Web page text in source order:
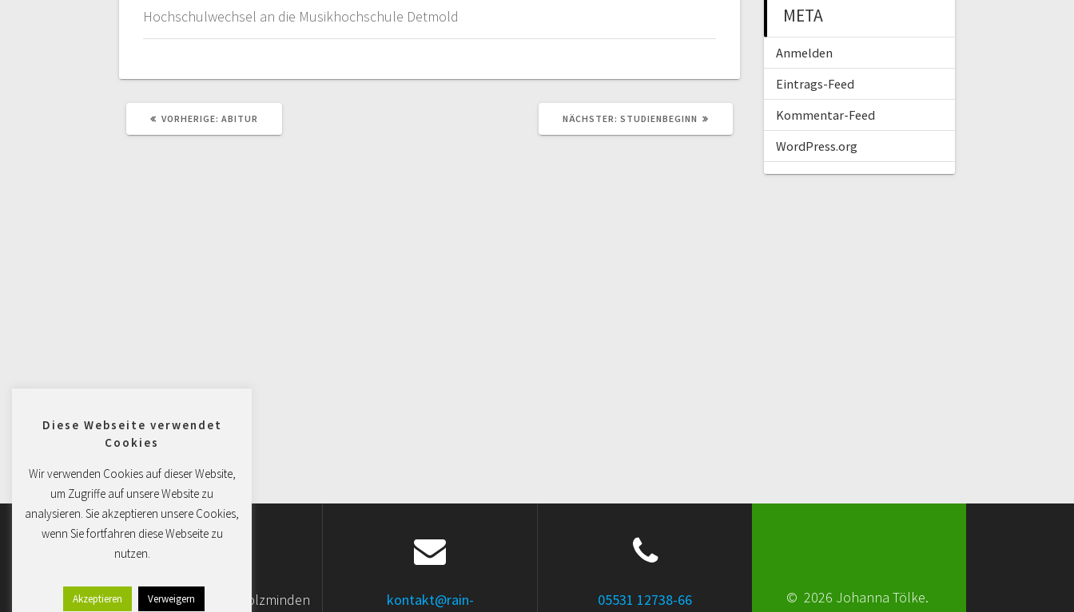
Hochschulwechsel an die Musikhochschule Detmold
VORHERIGE: VORHERIGER
ABITUR NÄCHSTER: NÄCHSTER
STUDIENBEGINN
META
Anmelden
Eintrags-Feed
Kommentar-Feed
WordPress.org
Südstraße 3, 37603 Holzminden kontakt@rain- 05531 12738-66 © 2026 Johanna Tölke.
Diese Webseite verwendet
Cookies
Wir verwenden Cookies auf dieser Website,
um Zugriffe auf unsere Website zu
analysieren. Sie akzeptieren unsere Cookies,
wenn Sie fortfahren diese Webseite zu
nutzen.
Akzeptieren Verweigern